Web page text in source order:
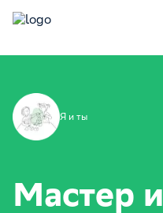
Я и ты
Мастер и